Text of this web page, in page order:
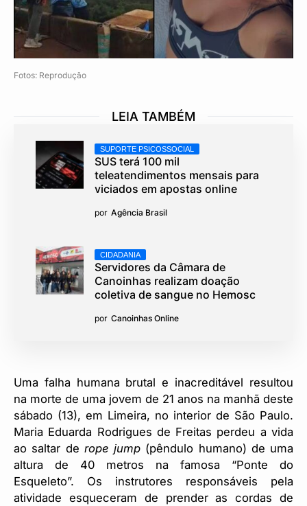
Fotos: Reprodução
LEIA TAMBÉM
SUPORTE PSICOSSOCIAL
SUS terá 100 mil
teleatendimentos mensais para
viciados em apostas online
por Agência Brasil
CIDADANIA
Servidores da Câmara de
Canoinhas realizam doação
coletiva de sangue no Hemosc
por Canoinhas Online
Uma falha humana brutal e inacreditável resultou
na morte de uma jovem de 21 anos na manhã deste
sábado (13), em Limeira, no interior de São Paulo.
Maria Eduarda Rodrigues de Freitas perdeu a vida
ao saltar de rope jump (pêndulo humano) de uma
altura de 40 metros na famosa “Ponte do
Esqueleto”. Os instrutores responsáveis pela
atividade esqueceram de prender as cordas de